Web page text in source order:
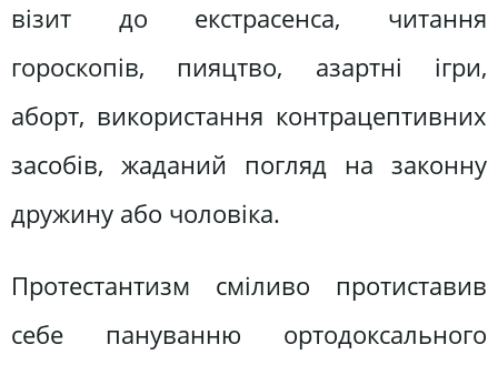
візит до екстрасенса, читання
гороскопів, пияцтво, азартні ігри,
аборт, використання контрацептивних
засобів, жаданий погляд на законну
дружину або чоловіка.
Протестантизм сміливо протиставив
себе пануванню ортодоксального